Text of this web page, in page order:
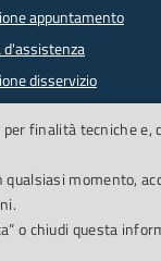
appuntamento
d'assistenza
disservizio
di accessibilità
finalità tecniche
momento,
o chiudi questa